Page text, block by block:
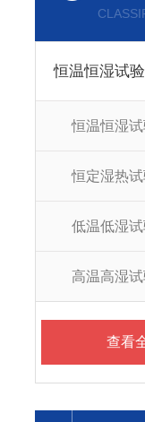
恒温恒湿试
恒温恒湿
恒定湿热
低温低湿
高温高湿
查看